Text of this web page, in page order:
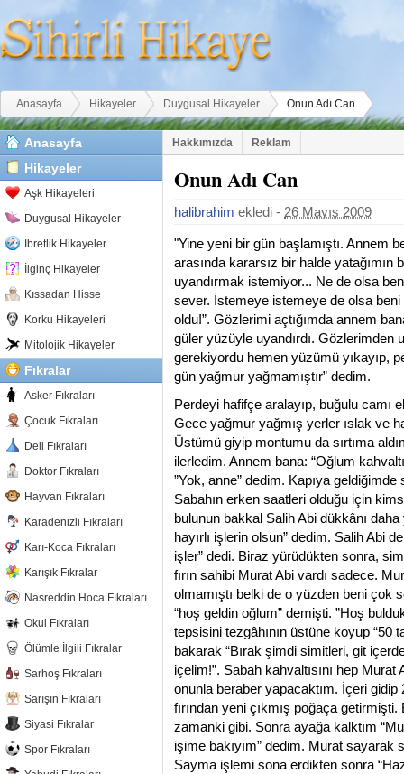
Buradasınız
Anasayfa Hikayeler Duygusal Hikayeler Onun Adı Can
Anasayfa
Hikayeler
Aşk Hikayeleri
Duygusal Hikayeler
İbretlik Hikayeler
İlginç Hikayeler
Kıssadan Hisse
Korku Hikayeleri
Mitolojik Hikayeler
Fıkralar
Asker Fıkraları
Çocuk Fıkraları
Deli Fıkraları
Doktor Fıkraları
Hayvan Fıkraları
Karadenizli Fıkraları
Karı-Koca Fıkraları
Karışık Fıkralar
Nasreddin Hoca Fıkraları
Okul Fıkraları
Ölümle İlgili Fıkralar
Sarhoş Fıkraları
Sarışın Fıkraları
Siyasi Fıkralar
Spor Fıkraları
Hakkımızda Reklam
Onun Adı Can
halibrahim ekledi - 26 Mayıs 2009
"Yine yeni bir gün başlamıştı. Annem
arasında kararsız bir halde
uyandırmak istemiyor... Ne de olsa
sever. İstemeye istemeye de olsa beni
oldu!”. Gözlerimi açtığımda annem
güler yüzüyle uyandırdı. Gözlerimden
gerekiyordu hemen yüzümü yıkayıp,
gün yağmur yağmamıştır” dedim.
Perdeyi hafifçe aralayıp, buğulu camı
Gece yağmur yağmış yerler ıslak ve
Üstümü giyip montumu da sırtıma
ilerledim. Annem bana: “Oğlum
”Yok, anne” dedim. Kapıya geldiğimde
Sabahın erken saatleri olduğu için
bulunun bakkal Salih Abi dükkânı
hayırlı işlerin olsun” dedim. Salih Abi
işler” dedi. Biraz yürüdükten sonra,
fırın sahibi Murat Abi vardı sadece.
olmamıştı belki de o yüzden beni çok
“hoş geldin oğlum” demişti. ”Hoş
tepsisini tezgâhının üstüne koyup “50
bakarak “Bırak şimdi simitleri, git
içelim!”. Sabah kahvaltısını hep
onunla beraber yapacaktım. İçeri
fırından yeni çıkmış poğaça
zamanki gibi. Sonra ayağa kalktım
işime bakıyım” dedim. Murat
Sayma işlemi sona erdikten sonra